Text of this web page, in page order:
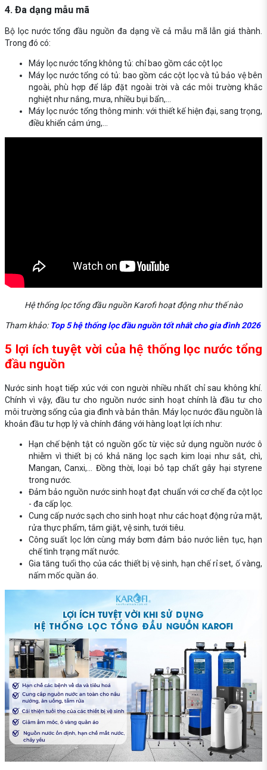
4. Đa dạng mẫu mã
Bộ lọc nước tổng đầu nguồn đa dạng về cả mẫu mã lẫn giá thành.
Trong đó có:
Máy lọc nước tổng không tủ: chỉ bao gồm các cột lọc
Máy lọc nước tổng có tủ: bao gồm các cột lọc và tủ bảo vệ bên
ngoài, phù hợp để lắp đặt ngoài trời và các môi trường khắc
nghiệt như nắng, mưa, nhiều bụi bẩn,...
Máy lọc nước tổng thông minh: với thiết kế hiện đại, sang trọng,
điều khiển cảm ứng,...
Hệ thống lọc tổng đầu nguồn Karofi hoạt động như thế nào
Tham khảo: Top 5 hệ thống lọc đầu nguồn tốt nhất cho gia đình 2026
5 lợi ích tuyệt vời của hệ thống lọc nước tổng
đầu nguồn
Nước sinh hoạt tiếp xúc với con người nhiều nhất chỉ sau không khí.
Chính vì vậy, đầu tư cho nguồn nước sinh hoạt chính là đầu tư cho
môi trường sống của gia đình và bản thân. Máy lọc nước đầu nguồn là
khoản đầu tư hợp lý và chính đáng với hàng loạt lợi ích như:
Hạn chế bệnh tật có nguồn gốc từ việc sử dụng nguồn nước ô
nhiễm vì thiết bị có khả năng lọc sạch kim loại như sắt, chì,
Mangan, Canxi,... Đồng thời, loại bỏ tạp chất gây hại styrene
trong nước.
Đảm bảo nguồn nước sinh hoạt đạt chuẩn với cơ chế đa cột lọc
- đa cấp lọc.
Cung cấp nước sạch cho sinh hoạt như các hoạt động rửa mặt,
rửa thực phẩm, tắm giặt, vệ sinh, tưới tiêu.
Công suất lọc lớn cùng máy bơm đảm bảo nước liên tục, hạn
chế tình trạng mất nước.
Gia tăng tuổi thọ của các thiết bị vệ sinh, hạn chế rỉ set, ố vàng,
nấm mốc quần áo.